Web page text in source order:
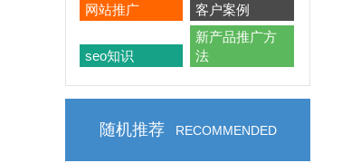
网站推广
客户案例
seo知识
新产品推广方
法
随机推荐 RECOMMENDED